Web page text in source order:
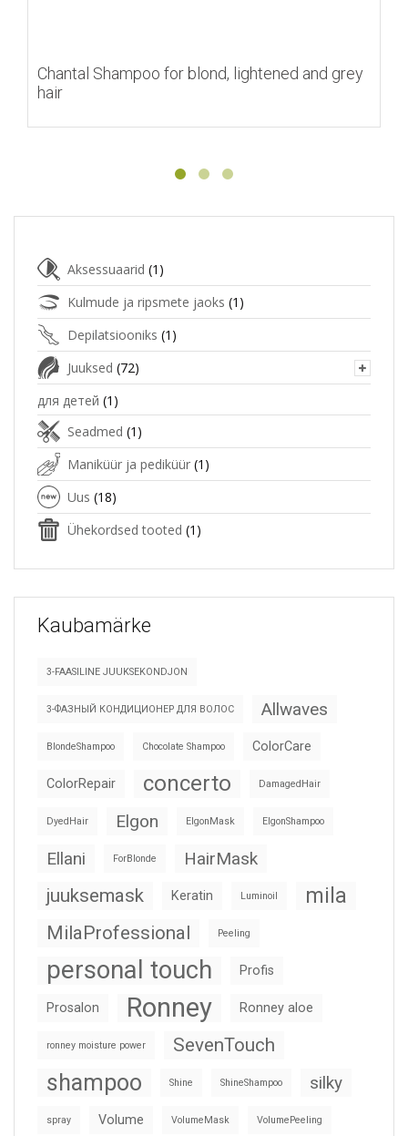
Chantal Shampoo for blond, lightened and grey
hair
Aksessuaarid (1)
Kulmude ja ripsmete jaoks (1)
Depilatsiooniks (1)
Juuksed (72)
для детей (1)
Seadmed (1)
Maniküür ja pediküür (1)
Uus (18)
Ühekordsed tooted (1)
Kaubamärke
3-FAASILINE JUUKSEKONDJON
3-ФАЗНЫЙ КОНДИЦИОНЕР ДЛЯ ВОЛОС Allwaves
BlondeShampoo Chocolate Shampoo ColorCare
ColorRepair concerto DamagedHair
DyedHair Elgon ElgonMask ElgonShampoo
Ellani ForBlonde HairMask
juuksemask Keratin Luminoil mila
MilaProfessional Peeling
personal touch Profis
Prosalon Ronney Ronney aloe
ronney moisture power SevenTouch
shampoo Shine ShineShampoo silky
spray Volume VolumeMask VolumePeeling